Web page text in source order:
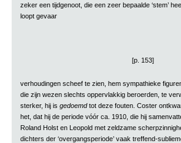
zeker een tijdgenoot, die een zeer bepaalde ‘stem’
loopt gevaar
[p. 153]
verhoudingen scheef te zien, hem sympathieke
die zijn wezen slechts oppervlakkig beroerden, te
sterker, hij is gedoemdtot deze fouten. Coster
het, dat hij de periode vóór ca. 1910, die hij
Roland Holst en Leopold met zeldzame
dichters der ‘overgangsperiode’ vaak treffend-